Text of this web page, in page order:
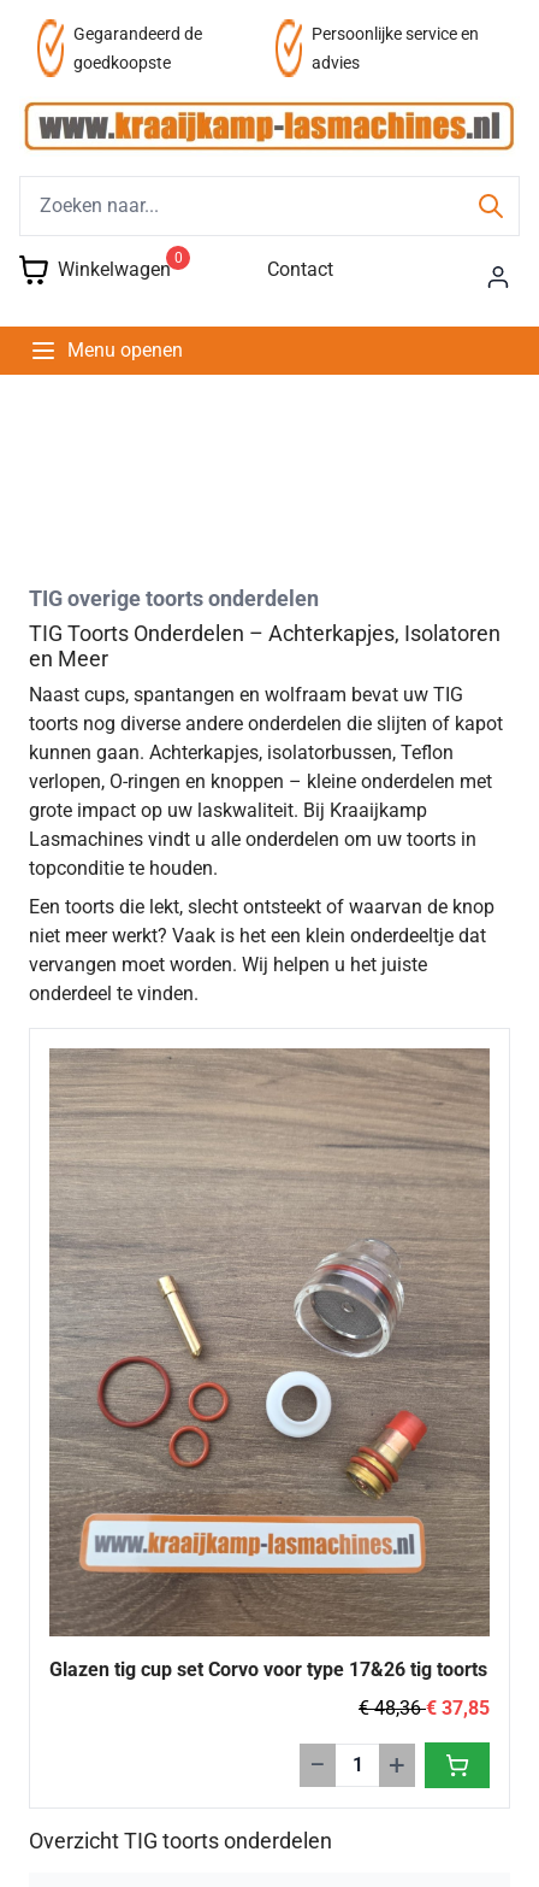
Persoonlijke service en
advies
Fysieke winkel
Winkelwagen 0 Contact
Menu openen
TIG overige toorts onderdelen
TIG Toorts Onderdelen – Achterkapjes, Isolatoren
en Meer
Naast cups, spantangen en wolfraam bevat uw TIG
toorts nog diverse andere onderdelen die slijten of kapot
kunnen gaan. Achterkapjes, isolatorbussen, Teflon
verlopen, O-ringen en knoppen – kleine onderdelen met
grote impact op uw laskwaliteit. Bij Kraaijkamp
Lasmachines vindt u alle onderdelen om uw toorts in
topconditie te houden.
Een toorts die lekt, slecht ontsteekt of waarvan de knop
niet meer werkt? Vaak is het een klein onderdeeltje dat
vervangen moet worden. Wij helpen u het juiste
onderdeel te vinden.
Glazen tig cup set Corvo voor type 17&26 tig toorts
€ 48,36€ 37,85
− +
Overzicht TIG toorts onderdelen